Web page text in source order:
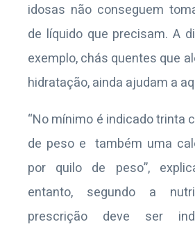
idosas não conseguem
de líquido que precisam. A
exemplo, chás quentes que
hidratação, ainda ajudam a
“No mínimo é indicado trinta
de peso e também uma
por quilo de peso”,
entanto, segundo a
prescrição deve ser